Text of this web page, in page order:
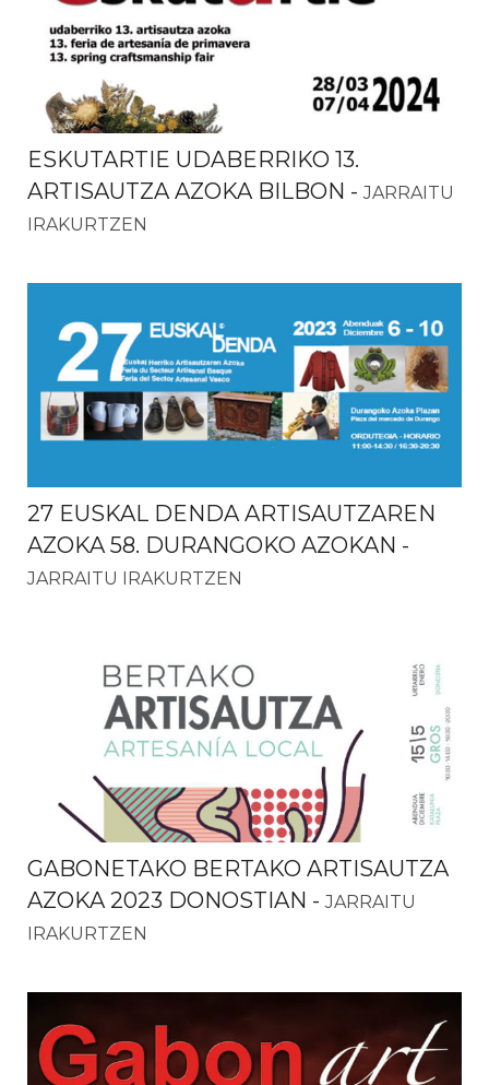
ESKUTARTIE UDABERRIKO 13.
ARTISAUTZA AZOKA BILBON -JARRAITU
IRAKURTZEN
27 EUSKAL DENDA ARTISAUTZAREN
AZOKA 58. DURANGOKO AZOKAN -
JARRAITU IRAKURTZEN
GABONETAKO BERTAKO ARTISAUTZA
AZOKA 2023 DONOSTIAN -JARRAITU
IRAKURTZEN